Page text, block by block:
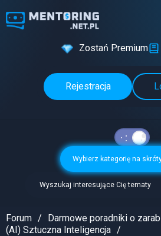
Zostań Premium
Rejestracja
Wybierz kategorię na
Wyszukaj interesujące Cię tematy
Forum
Darmowe poradniki o
(AI) Sztuczna Inteligencja